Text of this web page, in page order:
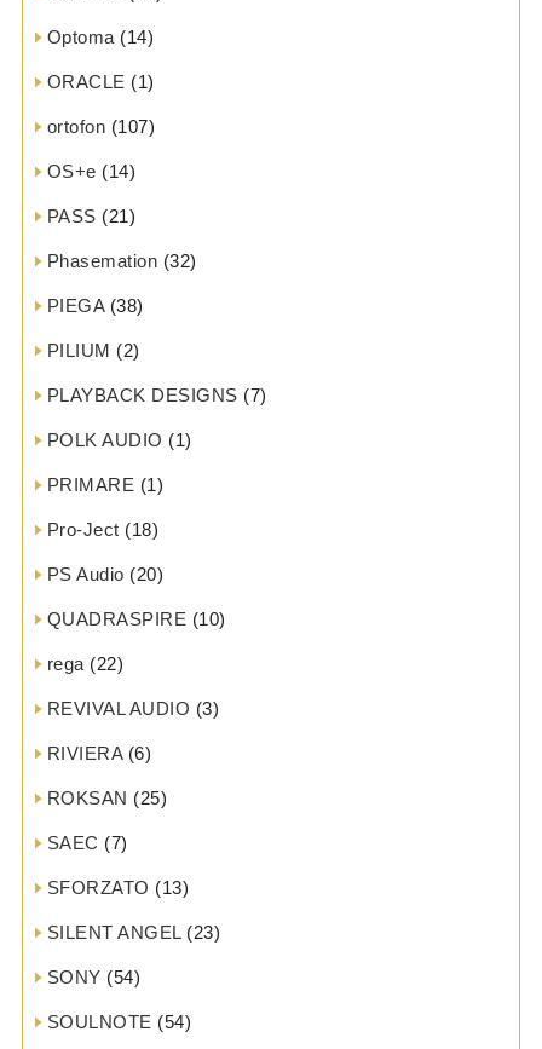
Optoma (14)
ORACLE (1)
ortofon (107)
OS+e (14)
PASS (21)
Phasemation (32)
PIEGA(38)
PILIUM (2)
PLAYBACK DESIGNS (7)
POLK AUDIO (1)
PRIMARE (1)
Pro-Ject (18)
PS Audio (20)
QUADRASPIRE (10)
rega (22)
REVIVAL AUDIO (3)
RIVIERA(6)
ROKSAN (25)
SAEC (7)
SFORZATO (13)
SILENT ANGEL(23)
SONY (54)
SOULNOTE (54)